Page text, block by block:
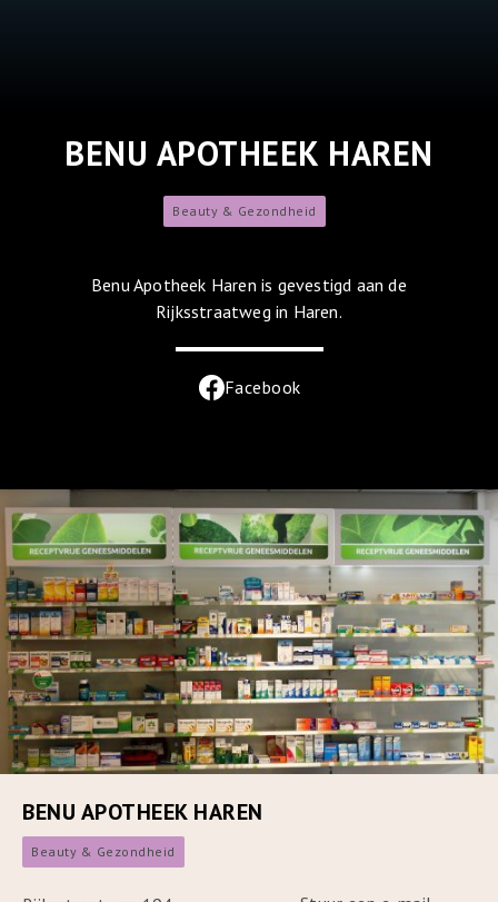
BENU APOTHEEK HAREN
Beauty & Gezondheid
Benu Apotheek Haren is gevestigd aan de
Rijksstraatweg in Haren.
Facebook
BENU APOTHEEK HAREN
Beauty & Gezondheid